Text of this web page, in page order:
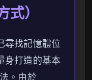
）
尋找記憶體位
身打造的基本
。由於